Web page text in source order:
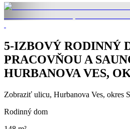
5-IZBOVÝ RODINNÝ
PRACOVŇOU A
HURBANOVA VES,
Zobraziť ulicu, Hurbanova Ves, okres
Rodinný dom